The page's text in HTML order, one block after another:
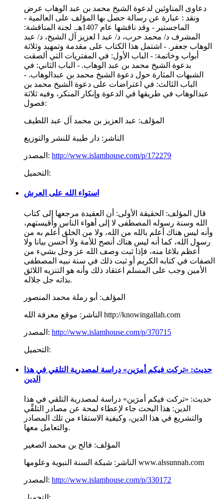
دعاوى المناوئين لدعوة الشيخ محمد بن عبد الوهاب عرض
ونقد : عبارة عن رسالة حصل بها المؤلف على العالمية -
الماجستير - وقد ناقشها عام 1407هـ. لجنة المناقشة:
المشرف د/ محمد حرب، د/ عبد ا لعزيز آل الشيخ، د/ عبد
الوهاب جعفر. - اشتمل هذا الكتاب على مقدمة وتمهيد وثلاثة
أبواب وخاتمة: - الباب الأول: في المفتريات التي ألصقت
بدعوة الشيخ محمد بن عبد الوهاب. - الباب الثاني: في
الشبهات المثارة حول دعوة الشيخ محمد بن عبدالوهاب. -
الباب الثالث: في اعتراضات على دعوة الشيخ محمد بن
عبدالوهاب في طريقها في الدعوة وإنكار المنكر، وفيه ثلاثة
فصول:
المؤلف: عبد العزيز بن محمد آل عبد اللطيف
الناشر: دار طيبة للنشر والتوزيع
المصدر: http://www.islamhouse.com/p/172279
التحميل:
استواء الله على العرش
قال المؤلف: الحقيقة الأولى: أن العقيدة مرجعها إلى كتاب
الله وسنة رسوله المصطفى لا إلى أهواء الناس وأقيستهم،
وأنه ليس هناك أعلم بالله من الله، ولا من الخلق أعلم به من
رسول الله، كما أنه ليس هناك أنصح للأمة ولا أحسن بيانا ولا
أعظم بلاغا منه، فإذا ثبت وصف الله عز وجل بشيء من
الصفات في كتابه الكريم أو ثبت ذلك في سنة نبيه المصطفى
الأمين وجب على المسلم اعتقاد ذلك وأنه هو التنزيه اللائق
بذاته جل جلاله.
المؤلف: أبو رملة محمد المنصور
الناشر: موقع معرفة الله http://knowingallah.com
المصدر: http://www.islamhouse.com/p/370715
التحميل:
حديث: «تركت فيكم أمرَين» دراسة لمصدرية التلقي في هذا
الدين
حديث: «تركت فيكم أمرَين» دراسة لمصدرية التلقي في هذا
الدين: هذا البحث جاء لإعطاء لمحة عن مصادر التلقِّي
والتشريع في هذا الدين، وكيفية الاستقاء من تلك المصادر
والتعامل معها.
المؤلف: فالح بن محمد الصغير
الناشر: شبكة السنة النبوية وعلومها www.alssunnah.com
المصدر: http://www.islamhouse.com/p/330172